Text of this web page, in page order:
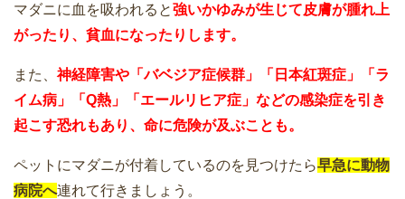
マダニに血を吸われると強いかゆみが生じて皮膚が腫れ上
がったり、貧血になったりします。
また、神経障害や「バベジア症候群」「日本紅斑症」「ラ
イム病」「Q熱」「エールリヒア症」などの感染症を引き
起こす恐れもあり、命に危険が及ぶことも。
ペットにマダニが付着しているのを見つけたら早急に動物
病院へ連れて行きましょう。